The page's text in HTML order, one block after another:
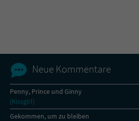
Neue Kommentare
Penny, Prince und Ginny
(Kissgirl)
Gekommen, um zu bleiben
Anbieter Literatur-Couch Medien
Laufzeit Session
Dieses Cookie